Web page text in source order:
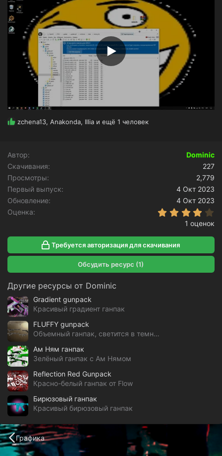
Р
ц
и
и
zchena13, Anakonda, Illia и ещё 1 человек
Автор
Dominic
Скачивания
227
Просмотры
2,779
Первый выпуск
4 Окт 2023
Обновление
4 Окт 2023
Оценка
1 оценок
Требуется авторизация для скачивания
Обсудить ресурс (1)
Другие ресурсы от Dominic
Gradient gunpack
Красивый градиент ганпак
FLUFFY gunpack
Объемный ганпак, светится в темноте
Ам Ням ганпак
Зелёный ганпак с Ам Нямом
Reflection Red Gunpack
Красно-белый ганпак от Flow
Бирюзовый ганпак
Красивый бирюзовый ганпак
Графика